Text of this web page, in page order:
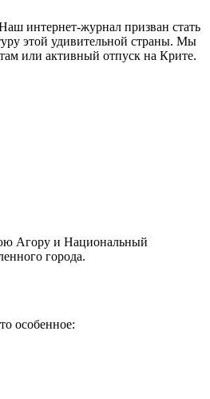
интернет-журнал призван стать
этой удивительной страны. Мы
или активный отпуск на Крите.
Агору и Национальный
города.
особенное: